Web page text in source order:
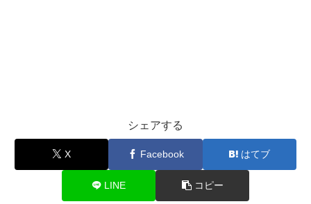
シェアする
X Facebook はてブ
LINE コピー